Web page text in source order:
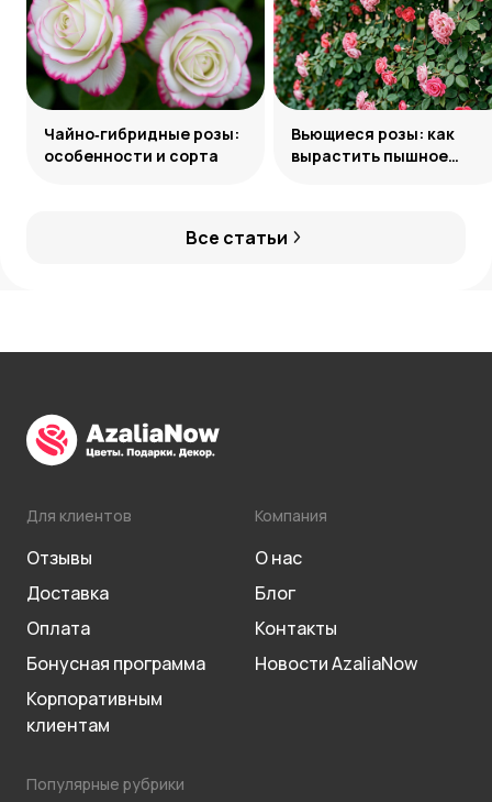
Все статьи
Чайно‑гибридные розы:
особенности и сорта
Вьющиеся розы: как
вырастить пышное
Для клиентов
Отзывы
Доставка
Оплата
Бонусная программа
Корпоративным
клиентам
Компания
О нас
Блог
Контакты
Новости AzaliaNow
Популярные рубрики